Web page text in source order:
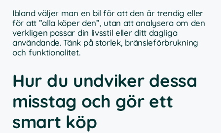
Ibland väljer man en bil för att den är trendig eller
för att ”alla köper den”, utan att analysera om den
verkligen passar din livsstil eller ditt dagliga
användande. Tänk på storlek, bränsleförbrukning
och funktionalitet.
Hur du undviker dessa
misstag och gör ett
smart köp